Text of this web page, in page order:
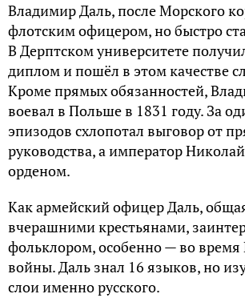
Владимир Даль, после Морского
флотским офицером, но быстро
В Дерптском университете
диплом и пошёл в этом качестве
Кроме прямых обязанностей,
воевал в Польше в 1831 году. За
эпизодов схлопотал выговор от
руководства, а император
орденом.
Как армейский офицер Даль,
вчерашними крестьянами,
фольклором, особенно — во
войны. Даль знал 16 языков, но
слои именно русского.